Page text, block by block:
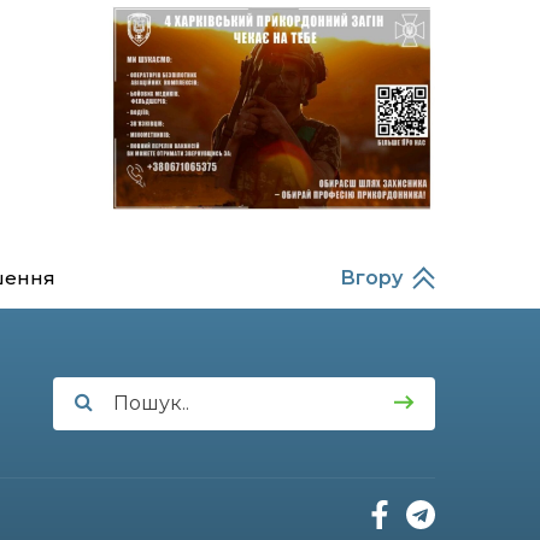
14:37
21 лип
Захищав кордон до
останнього подиху:
пам’яті полеглого
прикордонника
Олександра Кичаня
(ВІДЕО)
11:28
Від штанги до «крил»: як
спорт і характер
перемогу на Донеччині
Вгору